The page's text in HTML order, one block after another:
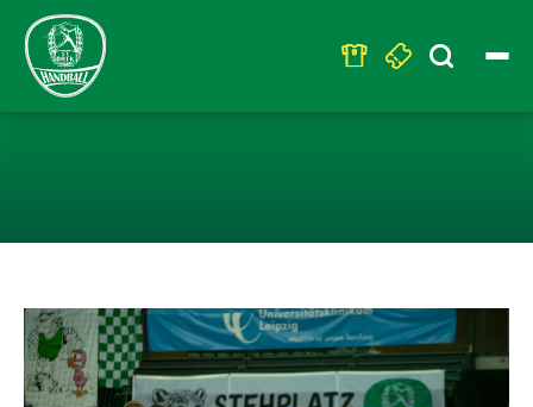
Search
for: